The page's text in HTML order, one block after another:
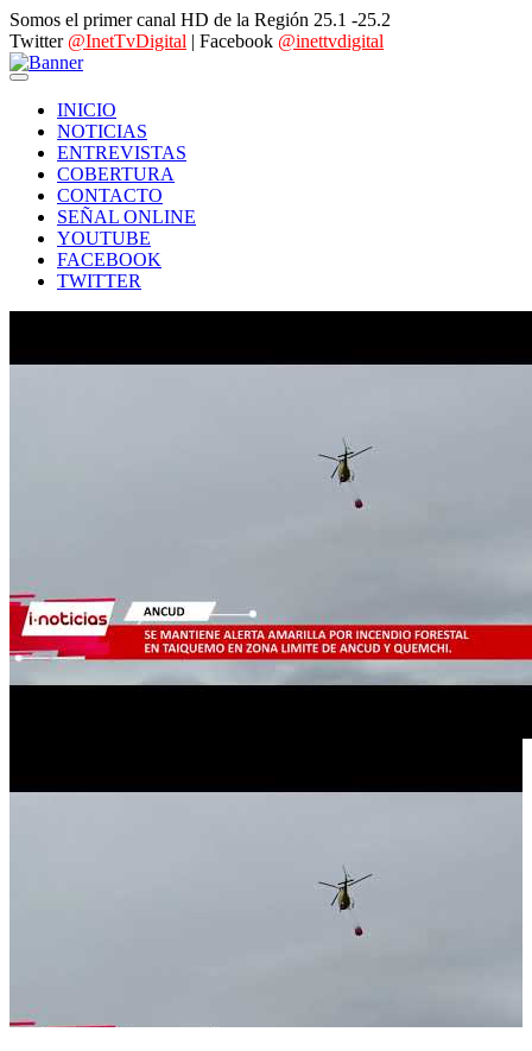
Somos el primer canal HD de la Región 25.1 -25.2
Twitter @InetTvDigital | Facebook @inettvdigital
INICIO
NOTICIAS
ENTREVISTAS
COBERTURA
CONTACTO
SEÑAL ONLINE
YOUTUBE
FACEBOOK
TWITTER